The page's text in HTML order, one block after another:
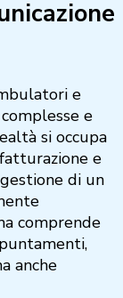
e
e
si occupa
e
di un
comprende
anche